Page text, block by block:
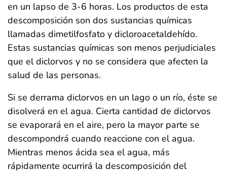
en un lapso de 3-6 horas. Los productos de esta
descomposición son dos sustancias químicas
llamadas dimetilfosfato y dicloroacetaldehído.
Estas sustancias químicas son menos perjudiciales
que el diclorvos y no se considera que afecten la
salud de las personas.
Si se derrama diclorvos en un lago o un río, éste se
disolverá en el agua. Cierta cantidad de diclorvos
se evaporará en el aire, pero la mayor parte se
descompondrá cuando reaccione con el agua.
Mientras menos ácida sea el agua, más
rápidamente ocurrirá la descomposición del